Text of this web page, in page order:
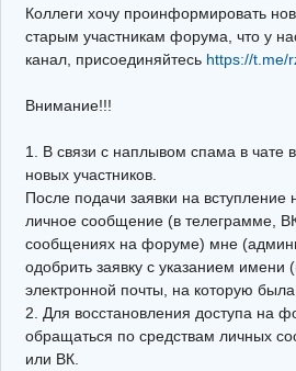
Архив
Почта
Поиск релейщика
Видео РЗиА
Фотохостинг
Телеграм
Коллеги хочу проинформировать
старым участникам форума, что у
канал, присоединяйтесь https://t.me/
Внимание!!!
1. В связи с наплывом спама в чате
новых участников.
После подачи заявки на вступление
личное сообщение (в телеграмме,
сообщениях на форуме) мне
одобрить заявку с указанием имени
электронной почты, на которую была
2. Для восстановления доступа на
обращаться по средствам личных
или ВК.